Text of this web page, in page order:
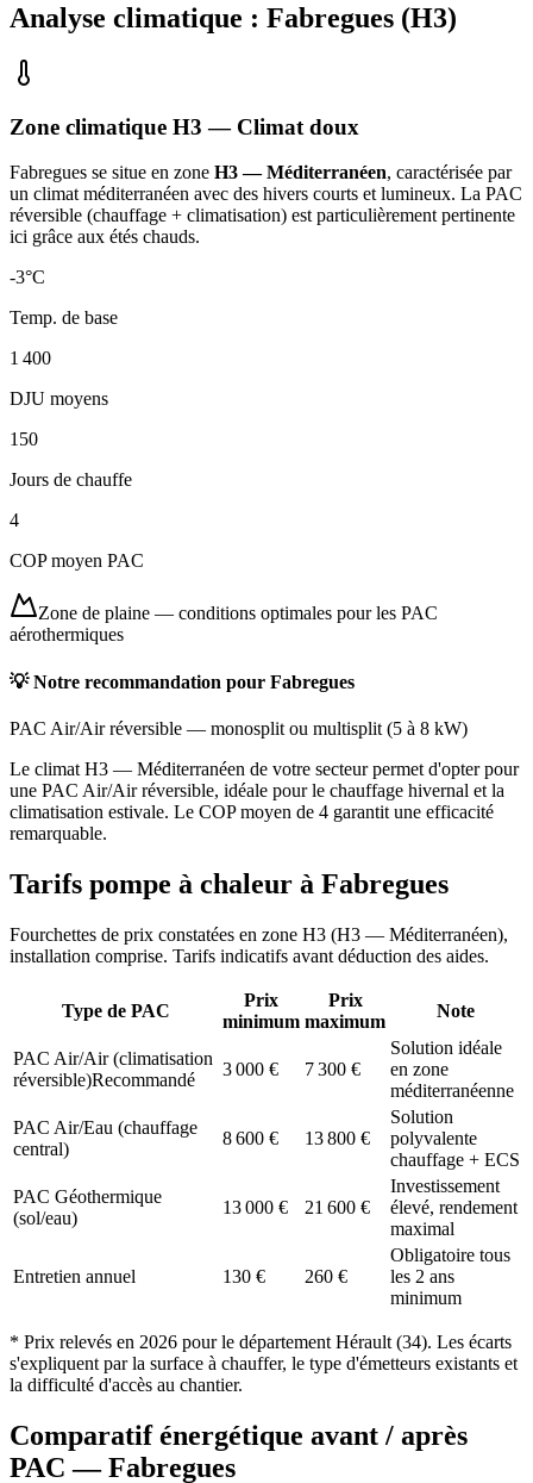
Analyse climatique : Fabregues (H3)
Zone climatique H3 — Climat doux
Fabregues se situe en zone H3 — Méditerranéen, caractérisée par
un climat méditerranéen avec des hivers courts et lumineux. La PAC
réversible (chauffage + climatisation) est particulièrement pertinente
ici grâce aux étés chauds.
-3°C
Temp. de base
1 400
DJU moyens
150
Jours de chauffe
4
COP moyen PAC
Zone de plaine — conditions optimales pour les PAC
aérothermiques
💡 Notre recommandation pour Fabregues
PAC Air/Air réversible — monosplit ou multisplit (5 à 8 kW)
Le climat H3 — Méditerranéen de votre secteur permet d'opter pour
une PAC Air/Air réversible, idéale pour le chauffage hivernal et la
climatisation estivale. Le COP moyen de 4 garantit une efficacité
remarquable.
Tarifs pompe à chaleur à Fabregues
Fourchettes de prix constatées en zone H3 (H3 — Méditerranéen),
installation comprise. Tarifs indicatifs avant déduction des aides.
Type de PAC
Prix
minimum
Prix
maximum
Note
PAC Air/Air (climatisation
réversible)Recommandé
3 000 € 7 300 €
Solution idéale
en zone
méditerranéenne
PAC Air/Eau (chauffage
central)
8 600 € 13 800 €
Solution
polyvalente
chauffage + ECS
PAC Géothermique
(sol/eau)
13 000 € 21 600 €
Investissement
élevé, rendement
maximal
Entretien annuel 130 € 260 €
Obligatoire tous
les 2 ans
minimum
* Prix relevés en 2026 pour le département Hérault (34). Les écarts
s'expliquent par la surface à chauffer, le type d'émetteurs existants et
la difficulté d'accès au chantier.
Comparatif énergétique avant / après
PAC —Fabregues